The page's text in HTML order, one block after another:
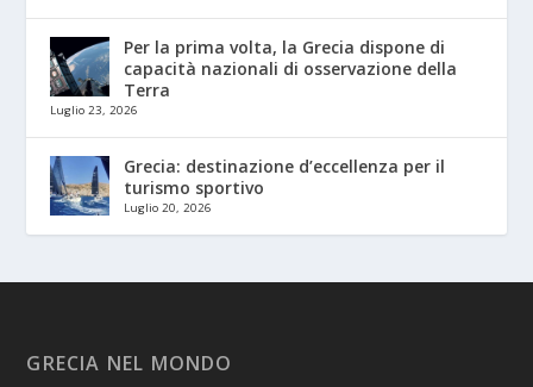
Per la prima volta, la Grecia dispone di
capacità nazionali di osservazione della
Terra
Luglio 23, 2026
Grecia: destinazione d’eccellenza per il
turismo sportivo
Luglio 20, 2026
GRECIA NEL MONDO